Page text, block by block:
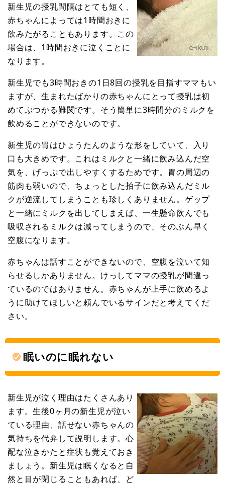
新生児の授乳間隔はとても短く、
赤ちゃんによっては1時間おきに
飲みたがることもあります。この
場合は、1時間おきに泣くことに
なります。
新生児でも3時間おきの1日8回の授乳を目指すママもい
ますが、生まれたばかりの赤ちゃんにとって授乳は初
めてぶつかる難関です。そう簡単に3時間分のミルクを
飲めることができないのです。
新生児の胃はひょうたんのような形をしていて、入り
口も大きめです。これはミルクと一緒に飲み込んだ空
気を、げっぷで出しやすくするためです。胃の周辺の
筋肉も弱いので、ちょっとした拍子に飲み込んだミル
クが逆流してしまうことも珍しくありません。ゲップ
と一緒にミルクを出してしまえば、一生懸命飲んでも
吸収されるミルクは減ってしまうので、そのぶん早く
空腹になります。
赤ちゃんは話すことができないので、空腹を泣いて知
らせるしかありません。けっしてママの授乳が間違っ
ているのではありません。赤ちゃんが上手に飲めるよ
うに助けてほしいと頼んでいるサインだと考えてくだ
さい。
眠いのに眠れない
新生児が泣く理由はたくさんあり
ます。生後0ヶ月の新生児が泣い
ている理由、話せない赤ちゃんの
気持ちを代弁して説明します。心
配な泣きかたと症状も覚えておき
ましょう。新生児は眠くなると自
然と目が閉じることもあれば、ど